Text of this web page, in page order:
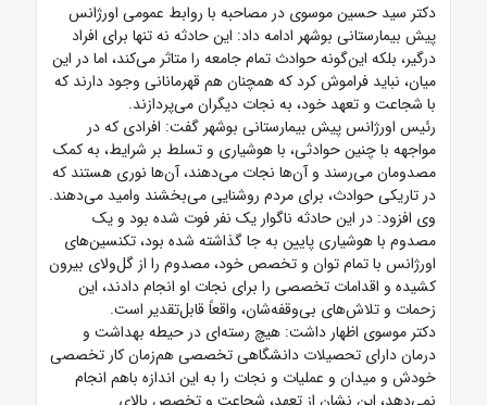
دکتر سید حسین موسوی در مصاحبه با روابط عمومی اورژانس
پیش بیمارستانی بوشهر ادامه داد: این حادثه نه تنها برای افراد
درگیر، بلکه این‌گونه حوادث تمام جامعه را متاثر می‌کند، اما در این
میان، نباید فراموش کرد که همچنان هم قهرمانانی وجود دارند که
با شجاعت و تعهد خود، به نجات دیگران می‌پردازند.
رئیس اورژانس پیش بیمارستانی بوشهر گفت: افرادی که در
مواجهه با چنین حوادثی، با هوشیاری و تسلط بر شرایط، به کمک
مصدومان می‌رسند و آن‌ها نجات می‌دهند، آن‌ها نوری هستند که
در تاریکی حوادث، برای مردم روشنایی می‌بخشند وامید می‌دهند.
وی افزود: در این حادثه ناگوار یک نفر فوت شده بود و یک
مصدوم با هوشیاری پایین به جا گذاشته شده بود، تکنسین‌های
اورژانس با تمام توان و تخصص خود، مصدوم را از گل‌ولای بیرون
کشیده و اقدامات تخصصی را برای نجات او انجام دادند، این
زحمات و تلاش‌های بی‌وقفه‌شان، واقعاً قابل‌تقدیر است.
دکتر موسوی اظهار داشت: هیچ رسته‌ای در حیطه بهداشت و
درمان دارای تحصیلات دانشگاهی تخصصی هم‌زمان کار تخصصی
خودش و میدان و عملیات و نجات را به این اندازه باهم انجام